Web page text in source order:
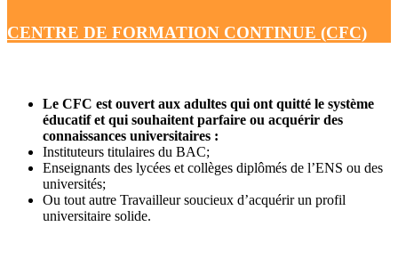
CENTRE DE FORMATION CONTINUE (CFC)
Le CFC est ouvert aux adultes qui ont quitté le système
éducatif et qui souhaitent parfaire ou acquérir des
connaissances universitaires :
Instituteurs titulaires du BAC;
Enseignants des lycées et collèges diplômés de l’ENS ou des
universités;
Ou tout autre Travailleur soucieux d’acquérir un profil
universitaire solide.